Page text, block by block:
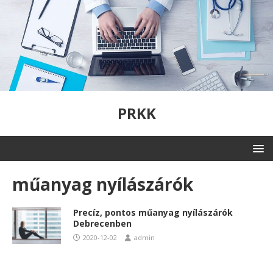
PRKK
műanyag nyílászárók
Precíz, pontos műanyag nyílászárók
Debrecenben
2020-12-02 admin